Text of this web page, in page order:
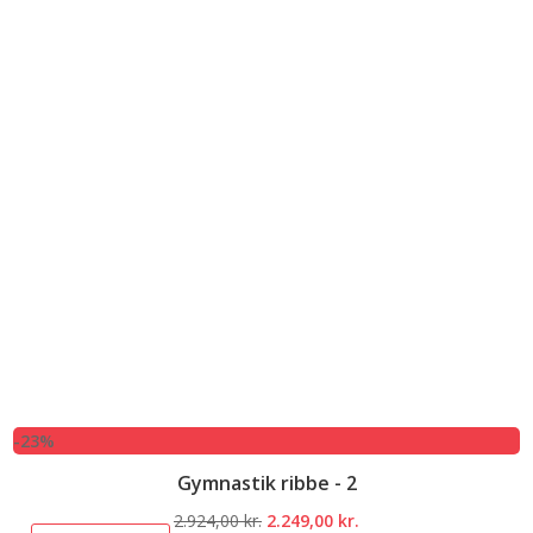
-23%
Gymnastik ribbe - 2
2.924,00kr. Den
2.249,00 kr.